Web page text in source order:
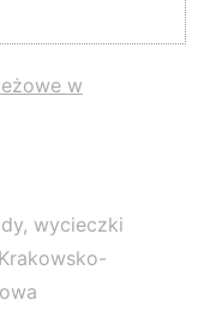
w
wycieczki